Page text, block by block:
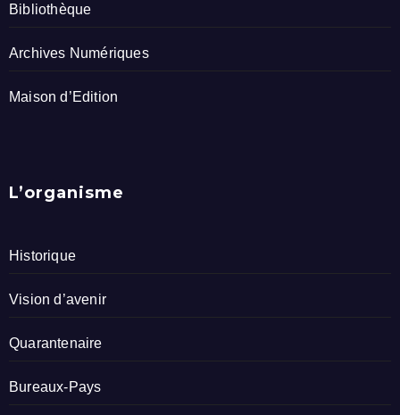
Bibliothèque
Archives Numériques
Maison d’Edition
L’organisme
Historique
Vision d’avenir
Quarantenaire
Bureaux-Pays